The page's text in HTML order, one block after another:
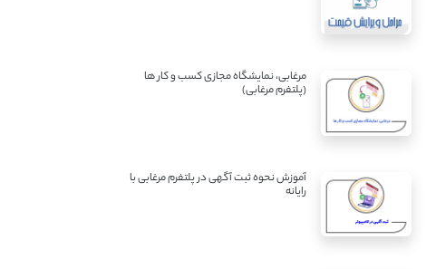
مرغابی، نمایشگاه مجازی کسب و کار ها
(پلتفرم مرغابی)
آموزش نحوه ثبت آگهی در پلتفرم مرغابی با
رایانه